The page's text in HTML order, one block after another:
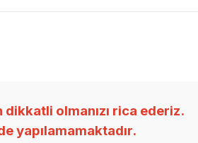
olmanızı rica ederiz.
yapılamamaktadır.